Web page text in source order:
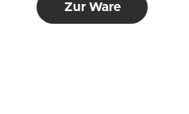
Zur Ware